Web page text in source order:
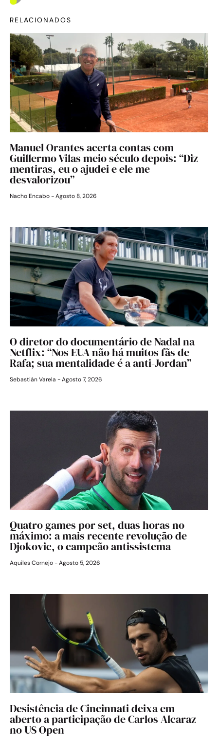
RELACIONADOS
Manuel Orantes acerta contas com
Guillermo Vilas meio século depois: “Diz
mentiras, eu o ajudei e ele me
desvalorizou”
Nacho Encabo Agosto 8, 2026
O diretor do documentário de Nadal na
Netflix: “Nos EUA não há muitos fãs de
Rafa; sua mentalidade é a anti-Jordan”
Sebastián Varela Agosto 7, 2026
Quatro games por set, duas horas no
máximo: a mais recente revolução de
Djokovic, o campeão antissistema
Aquiles Cornejo Agosto 5, 2026
Desistência de Cincinnati deixa em
aberto a participação de Carlos Alcaraz
no US Open